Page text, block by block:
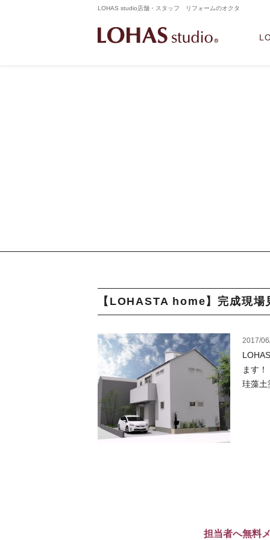
LOHAS studio店舗・スタッフ リフォームのオクタ
【LOHASTA home】完成現
2017/
ます
珪藻
担当者へ無料